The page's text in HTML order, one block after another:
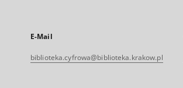
E-Mail
biblioteka.cyfrowa@biblioteka.krakow.pl